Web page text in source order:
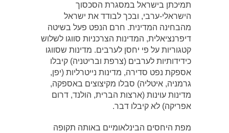
תמיכתן בישראל במסגרת הסכסוך
הישראלי-ערבי, ובכך לבודד את ישראל
מהבחינה המדינית. חרם הנפט פעל בשיטה
דיפרנציאלית, המדינות הצרכניות סווגו לשלוש
קטגוריות על פי יחסן לערבים. מדינות שסווגו
כידידותיות לערבים (צרפת ובריטניה) קיבלו
אספקת נפט סדירה, מדינות נייטרליות (יפן,
גרמניה, איטליה) סבלו מקיצוצים באספקה,
מדינות עוינות (ארצות הברית, הולנד, דרום
אפריקה) לא קיבלו דבר.
מפת היחסים הבינלאומיים באותה תקופה